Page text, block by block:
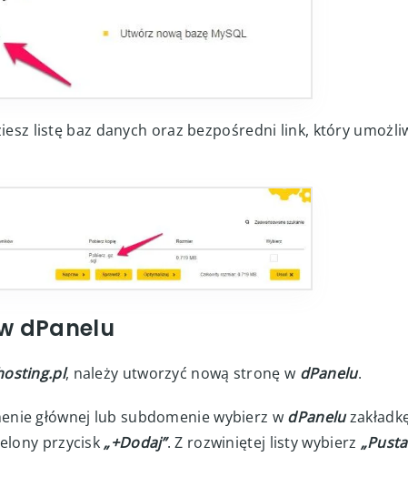
listę baz danych oraz bezpośredni link, który umożliwi
dPanelu
, należy utworzyć nową stronę w dPanelu .